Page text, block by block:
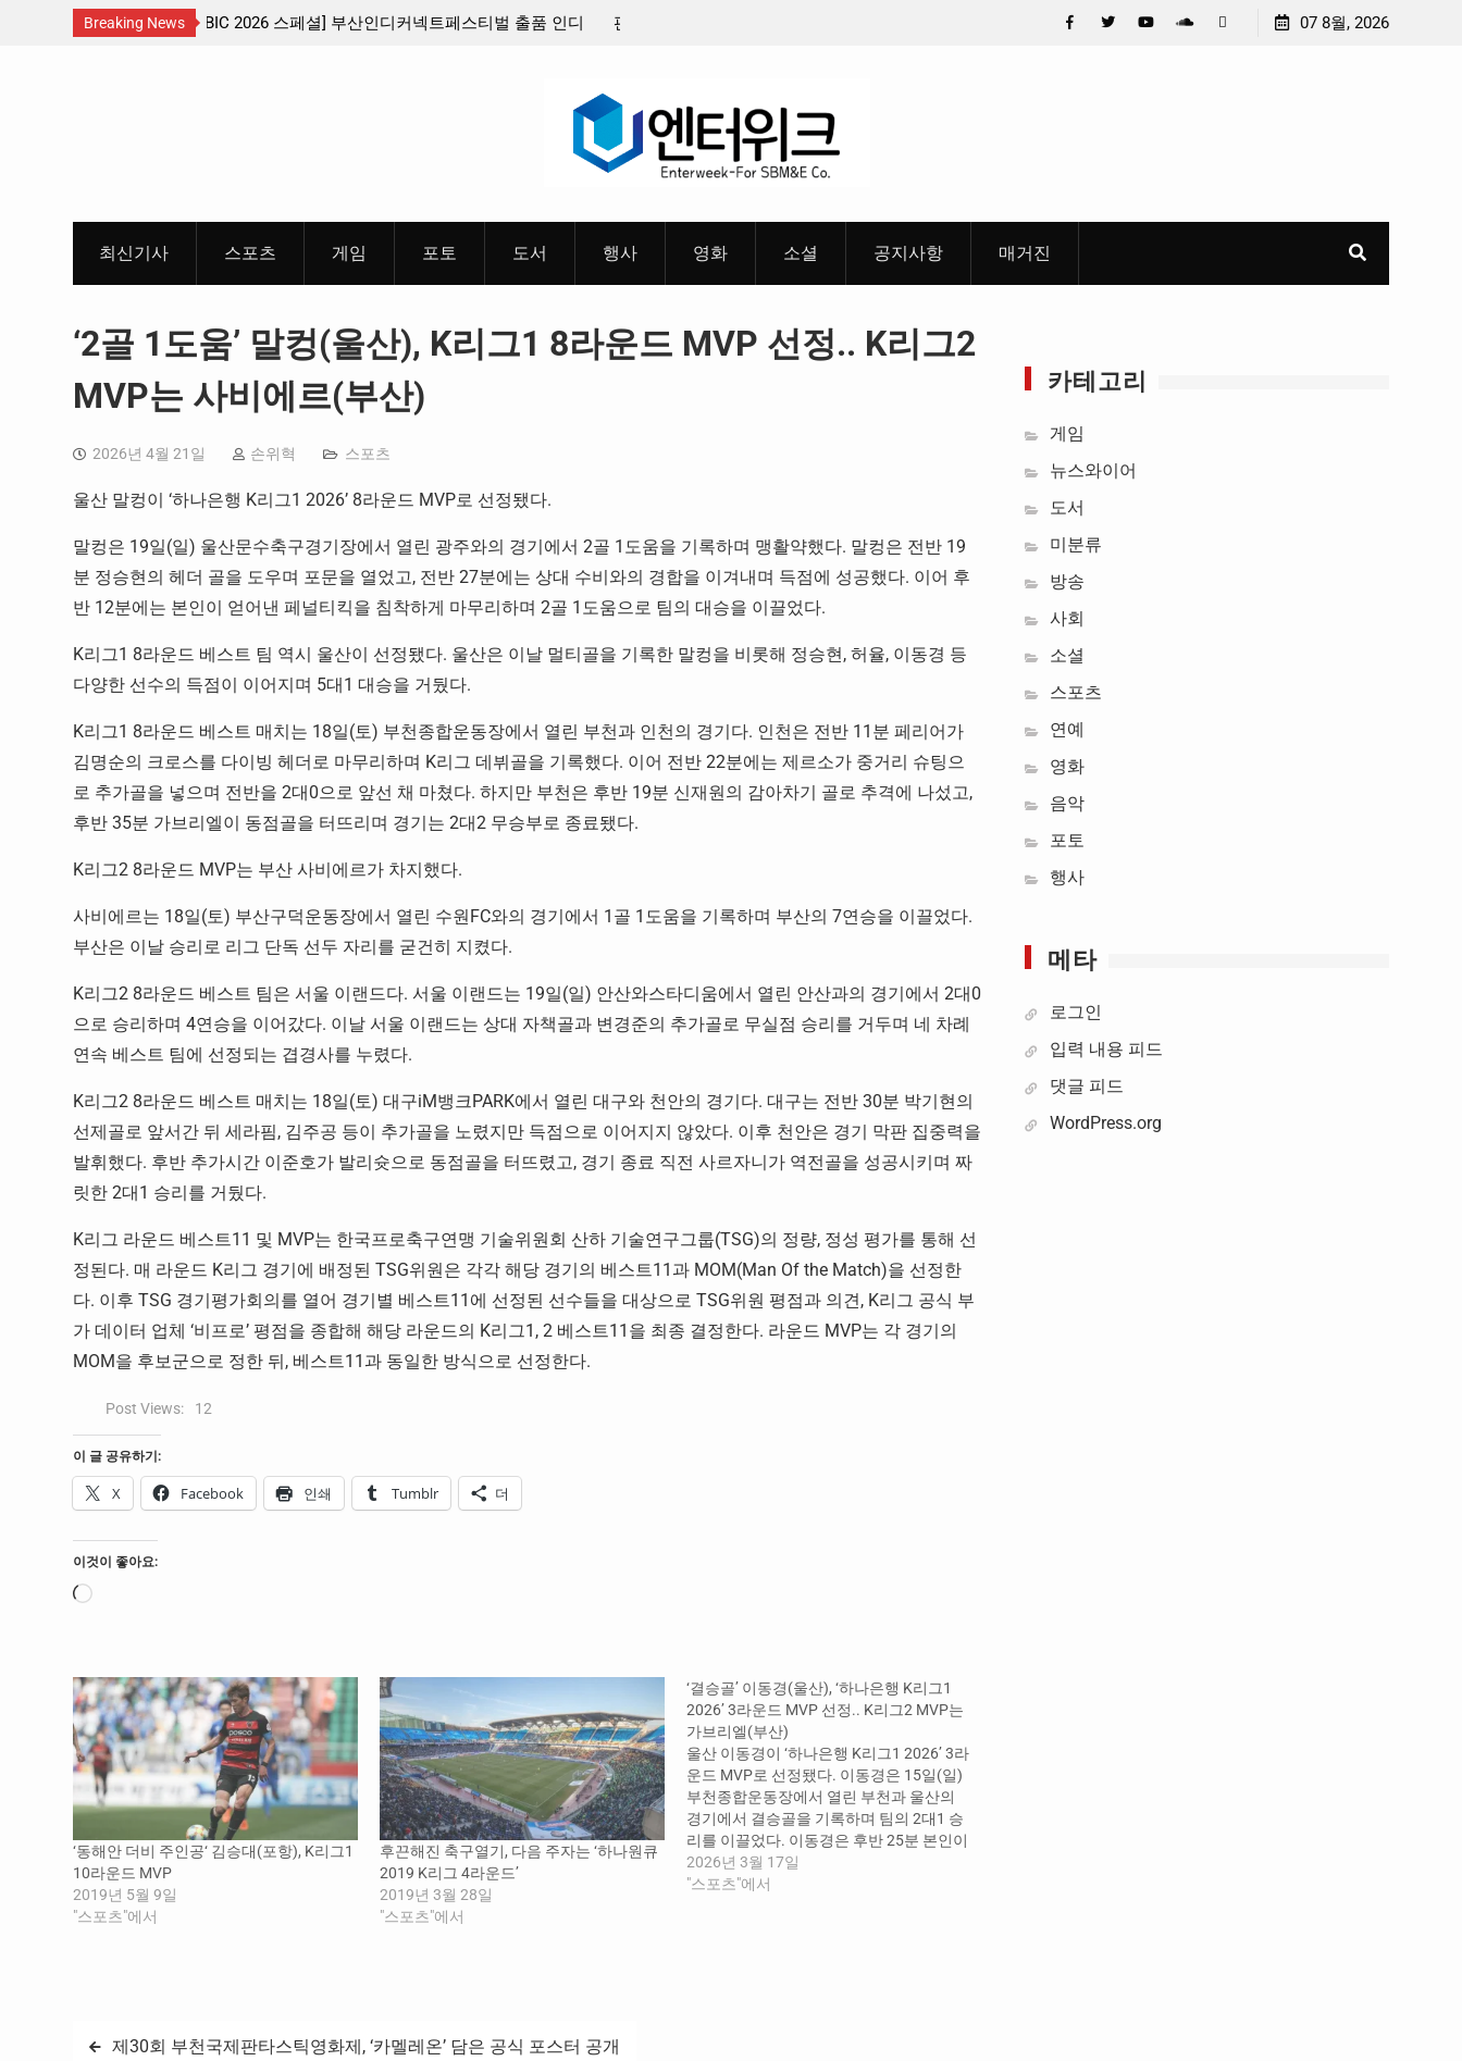
Breaking News
넥트페스티벌 출품 인디
판타지 케이팝 애니메이션 ‘고스트밴드’ 8월 26일(수)
중요 메일메일 제목정준호 의원, 축구협회 슬그머니 만
07 8월, 2026
최신기사 스포츠 게임 포토 도서 행사 영화 소셜 공지사항 매거진
‘2골 1도움’ 말컹(울산), K리그1 8라운드 MVP 선정.. K리그2
MVP는 사비에르(부산)
2026년 4월 21일 손위혁 스포츠
울산 말컹이 ‘하나은행 K리그1 2026’ 8라운드 MVP로 선정됐다.
말컹은 19일(일) 울산문수축구경기장에서 열린 광주와의 경기에서 2골 1도움을 기록하며 맹활약했다. 말컹은 전반 19
분 정승현의 헤더 골을 도우며 포문을 열었고, 전반 27분에는 상대 수비와의 경합을 이겨내며 득점에 성공했다. 이어 후
반 12분에는 본인이 얻어낸 페널티킥을 침착하게 마무리하며 2골 1도움으로 팀의 대승을 이끌었다.
K리그1 8라운드 베스트 팀 역시 울산이 선정됐다. 울산은 이날 멀티골을 기록한 말컹을 비롯해 정승현, 허율, 이동경 등
다양한 선수의 득점이 이어지며 5대1 대승을 거뒀다.
K리그1 8라운드 베스트 매치는 18일(토) 부천종합운동장에서 열린 부천과 인천의 경기다. 인천은 전반 11분 페리어가
김명순의 크로스를 다이빙 헤더로 마무리하며 K리그 데뷔골을 기록했다. 이어 전반 22분에는 제르소가 중거리 슈팅으
로 추가골을 넣으며 전반을 2대0으로 앞선 채 마쳤다. 하지만 부천은 후반 19분 신재원의 감아차기 골로 추격에 나섰고,
후반 35분 가브리엘이 동점골을 터뜨리며 경기는 2대2 무승부로 종료됐다.
K리그2 8라운드 MVP는 부산 사비에르가 차지했다.
사비에르는 18일(토) 부산구덕운동장에서 열린 수원FC와의 경기에서 1골 1도움을 기록하며 부산의 7연승을 이끌었다.
부산은 이날 승리로 리그 단독 선두 자리를 굳건히 지켰다.
K리그2 8라운드 베스트 팀은 서울 이랜드다. 서울 이랜드는 19일(일) 안산와스타디움에서 열린 안산과의 경기에서 2대0
으로 승리하며 4연승을 이어갔다. 이날 서울 이랜드는 상대 자책골과 변경준의 추가골로 무실점 승리를 거두며 네 차례
연속 베스트 팀에 선정되는 겹경사를 누렸다.
K리그2 8라운드 베스트 매치는 18일(토) 대구iM뱅크PARK에서 열린 대구와 천안의 경기다. 대구는 전반 30분 박기현의
선제골로 앞서간 뒤 세라핌, 김주공 등이 추가골을 노렸지만 득점으로 이어지지 않았다. 이후 천안은 경기 막판 집중력을
발휘했다. 후반 추가시간 이준호가 발리슛으로 동점골을 터뜨렸고, 경기 종료 직전 사르자니가 역전골을 성공시키며 짜
릿한 2대1 승리를 거뒀다.
K리그 라운드 베스트11 및 MVP는 한국프로축구연맹 기술위원회 산하 기술연구그룹(TSG)의 정량, 정성 평가를 통해 선
정된다. 매 라운드 K리그 경기에 배정된 TSG위원은 각각 해당 경기의 베스트11과 MOM(Man Of the Match)을 선정한
다. 이후 TSG 경기평가회의를 열어 경기별 베스트11에 선정된 선수들을 대상으로 TSG위원 평점과 의견, K리그 공식 부
가 데이터 업체 ‘비프로’ 평점을 종합해 해당 라운드의 K리그1, 2 베스트11을 최종 결정한다. 라운드 MVP는 각 경기의
MOM을 후보군으로 정한 뒤, 베스트11과 동일한 방식으로 선정한다.
Post Views: 12
이 글 공유하기:
X Facebook 인쇄 Tumblr 더
이것이 좋아요:
로
‘동해안 더비 주인공‘ 김승대(포항), K리그1
10라운드 MVP
2019년 5월 9일
"스포츠"에서
후끈해진 축구열기, 다음 주자는 ‘하나원큐
2019 K리그 4라운드’
2019년 3월 28일
"스포츠"에서
‘결승골’ 이동경(울산), ‘하나은행 K리그1
2026’ 3라운드 MVP 선정.. K리그2 MVP는
가브리엘(부산)
울산 이동경이 ‘하나은행 K리그1 2026’ 3라
운드 MVP로 선정됐다. 이동경은 15일(일)
부천종합운동장에서 열린 부천과 울산의
경기에서 결승골을 기록하며 팀의 2대1 승
리를 이끌었다. 이동경은 후반 25분 본인이
얻어낸 페널티킥을 성공시키며 울산의 역
전승을 완성했으며, 중원과 공격을 오가는
2026년 3월 17일
"스포츠"에서
글 제30회 부천국제판타스틱영화제, ‘카멜레온’ 담은 공식 포스터 공개
카테고리
게임
뉴스와이어
도서
미분류
방송
사회
소셜
스포츠
연예
영화
음악
포토
행사
메타
로그인
입력 내용 피드
댓글 피드
WordPress.org